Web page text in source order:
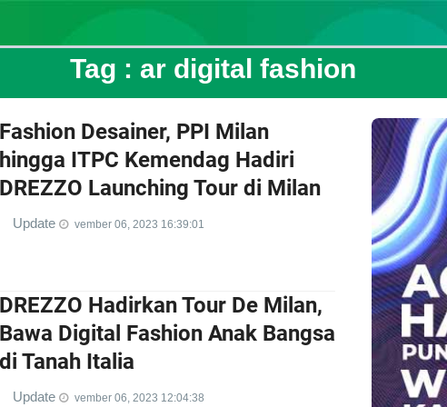
Tag : ar digital fashion
Fashion Desainer, PPI Milan
hingga ITPC Kemendag Hadiri
DREZZO Launching Tour di Milan
Update vember 06, 2023 16:39:01
DREZZO Hadirkan Tour De Milan,
Bawa Digital Fashion Anak Bangsa
di Tanah Italia
Update vember 06, 2023 12:04:38